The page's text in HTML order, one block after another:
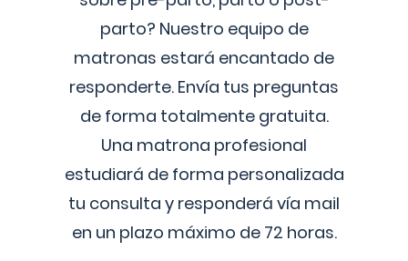
parto? Nuestro equipo de
matronas estará encantado de
responderte. Envía tus preguntas
de forma totalmente gratuita.
Una matrona profesional
estudiará de forma personalizada
tu consulta y responderá vía mail
en un plazo máximo de 72 horas.